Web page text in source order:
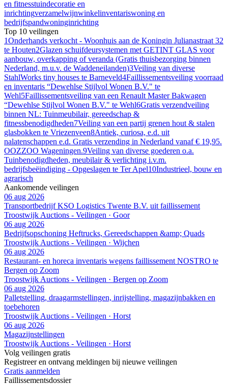
en fitnesstuindecoratie en
inrichtingverzamelwijnwinkelinventariswoning en
bedrijfspandwoninginrichting
Top 10 veilingen
1Onderhands verkocht - Woonhuis aan de Koningin Julianastraat 32
te Houten2Glazen schuifdeursystemen met GETINT GLAS voor
aanbouw, overkapping of veranda (Gratis thuisbezorging binnen
Nederland, m.u.v. de Waddeneilanden)3Veiling van diverse
StahlWorks tiny houses te Barneveld4Faillissementsveiling voorraad
en inventaris “Dewehlse Stijlvol Wonen B.V." te
Wehl5Faillissementsveiling van een Renault Master Bakwagen
“Dewehlse Stijlvol Wonen B.V." te Wehl6Gratis verzendveiling
binnen NL: Tuinmeubilair, gereedschap &
fitnessbenodigdheden7Veiling van een partij grenen hout & stalen
glasbokken te Vriezenveen8Antiek, curiosa, e.d. uit
nalatenschappen e.d. Gratis verzending in Nederland vanaf € 19,95.
OOZZOO Wageningen.9Veiling van diverse goederen o.a.
Tuinbenodigdheden, meubilair & verlichting i.v.m.
bedrijfsbeëindiging - Opgeslagen te Ter Apel10Industrieel, bouw en
agrarisch
Aankomende veilingen
06 aug 2026
Transportbedrijf KSO Logistics Twente B.V. uit faillissement
Troostwijk Auctions - Veilingen · Goor
06 aug 2026
Bedrijfsopschoning Heftrucks, Gereedschappen &amp; Quads
Troostwijk Auctions - Veilingen · Wijchen
06 aug 2026
Restaurant- en horeca inventaris wegens faillissement NOSTRO te
Bergen op Zoom
Troostwijk Auctions - Veilingen · Bergen op Zoom
06 aug 2026
Palletstelling, draagarmstellingen, inrijstelling, magazijnbakken en
toebehoren
Troostwijk Auctions - Veilingen · Horst
06 aug 2026
Magazijnstellingen
Troostwijk Auctions - Veilingen · Horst
Volg veilingen gratis
Registreer en ontvang meldingen bij nieuwe veilingen
Gratis aanmelden
Faillissementsdossier